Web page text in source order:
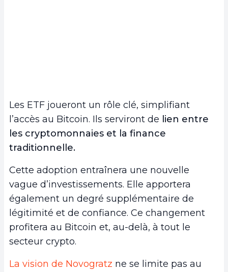
Les ETF joueront un rôle clé, simplifiant
l’accès au Bitcoin. Ils serviront de lien entre
les cryptomonnaies et la finance
traditionnelle.
Cette adoption entraînera une nouvelle
vague d’investissements. Elle apportera
également un degré supplémentaire de
légitimité et de confiance. Ce changement
profitera au Bitcoin et, au-delà, à tout le
secteur crypto.
La vision de Novogratz ne se limite pas au